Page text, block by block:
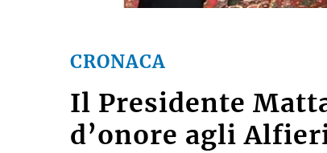
CRONACA
Il Presidente
d’onore agli